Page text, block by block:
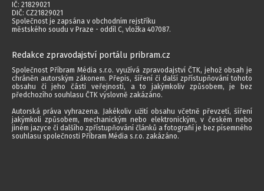
IČ: 21829021
DIČ: CZ21829021
Společnost je zapsána v obchodním rejstříku
městského soudu v Praze - oddíl C, vložka 407087.
Redakce zpravodajství portálu pribram.cz
Společnost Příbram Média s.r.o. využívá zpravodajství ČTK, jehož obsah je
chráněn autorským zákonem. Přepis, šíření či další zpřístupňování tohoto
obsahu či jeho části veřejnosti, a to jakýmkoliv způsobem, je bez
předchozího souhlasu ČTK výslovně zakázáno.
Autorská práva vyhrazena. Jakékoliv užití obsahu včetně převzetí, šíření
jakýmkoli způsobem, mechanickým nebo elektronickým, v českém nebo
jiném jazyce či dalšího zpřístupňování článků a fotografií je bez písemného
souhlasu společnosti Příbram Média s.r.o. zakázáno.